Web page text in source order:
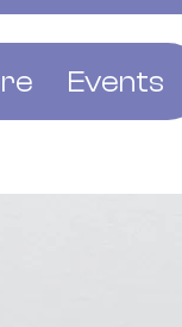
Events